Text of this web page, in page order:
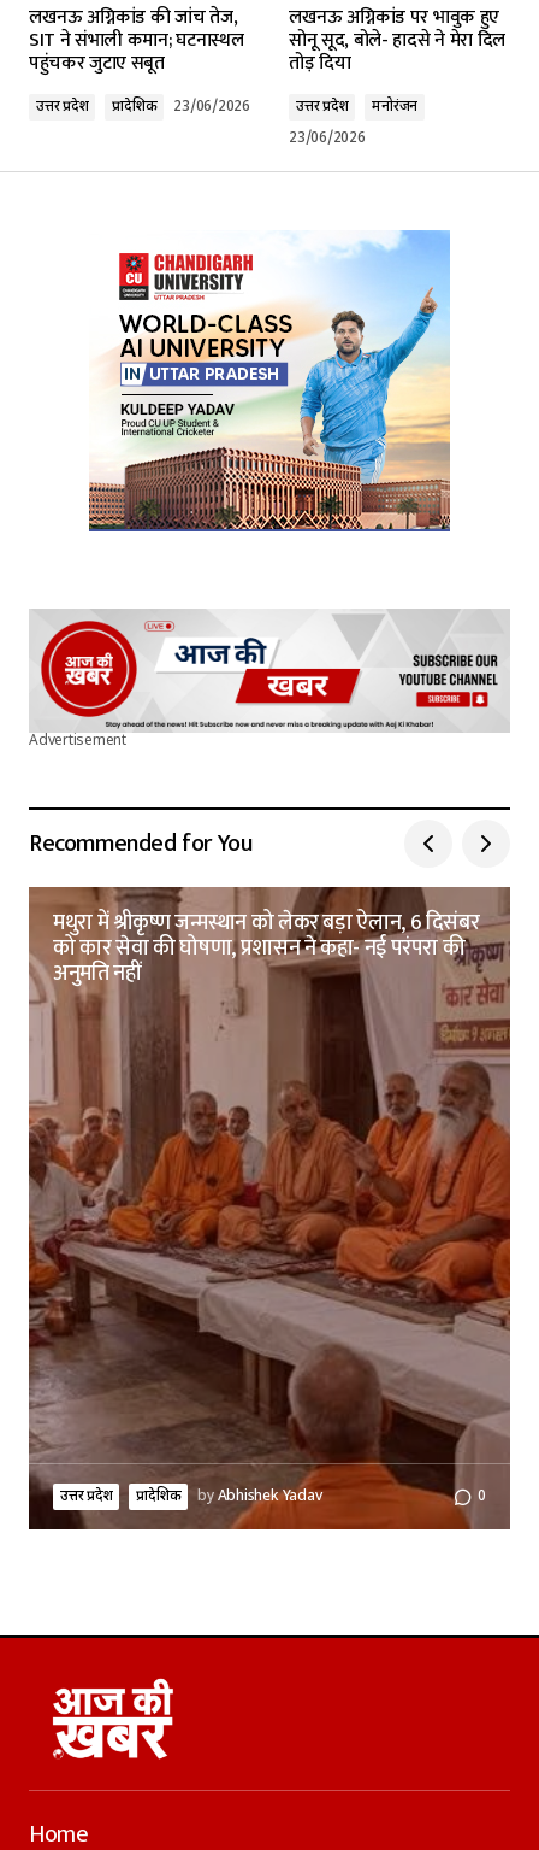
Required fields are marked*
Your E-mail*
Submit Comment
लखनऊ अग्निकांड की जांच तेज,
SIT ने संभाली कमान; घटनास्थल
पहुंचकर जुटाए सबूत
उत्तर प्रदेश प्रादेशिक 23/06/2026
लखनऊ अग्निकांड पर भावुक हुए
सोनू सूद, बोले- हादसे ने मेरा दिल
तोड़ दिया
उत्तर प्रदेश
मनोरंजन
23/06/2026
Advertisement
Recommended for You
मथुरा में श्रीकृष्ण जन्मस्थान को लेकर बड़ा ऐलान, 6 दिसंबर
को कार सेवा की घोषणा, प्रशासन ने कहा- नई परंपरा की
अनुमति नहीं
उत्तर प्रदेश प्रादेशिक byAbhishek Yadav 0
Home